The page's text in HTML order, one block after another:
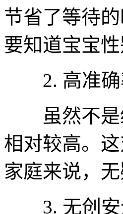
节省了等待
要知道宝宝
2. 高准确
虽然不是
相对较高。
家庭来说，
3. 无创安